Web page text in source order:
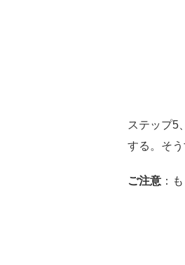
ステップ5
する。そ
ご注意 ：